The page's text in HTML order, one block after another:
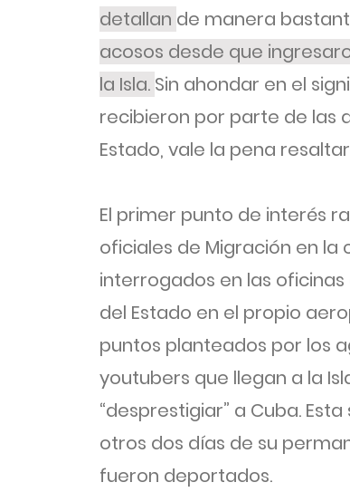
detallan de manera
acosos desde que
la Isla. Sin ahondar en el
recibieron por parte de las
Estado, vale la pena
El primer punto de interés
oficiales de Migración en
interrogados en las
del Estado en el propio
puntos planteados por los
youtubers que llegan a la
“desprestigiar” a Cuba.
otros dos días de su
fueron deportados.